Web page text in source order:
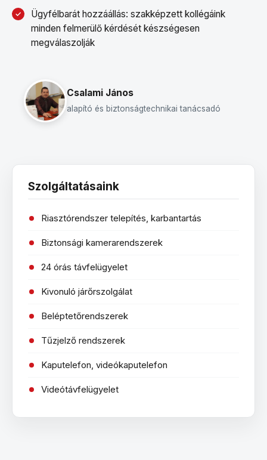
Ügyfélbarát hozzáállás: szakképzett kollégáink
minden felmerülő kérdését készségesen
megválaszolják
Csalami János
alapító és biztonságtechnikai tanácsadó
Szolgáltatásaink
Riasztórendszer telepítés, karbantartás
Biztonsági kamerarendszerek
24 órás távfelügyelet
Kivonuló járőrszolgálat
Beléptetőrendszerek
Tűzjelző rendszerek
Kaputelefon, videókaputelefon
Videótávfelügyelet